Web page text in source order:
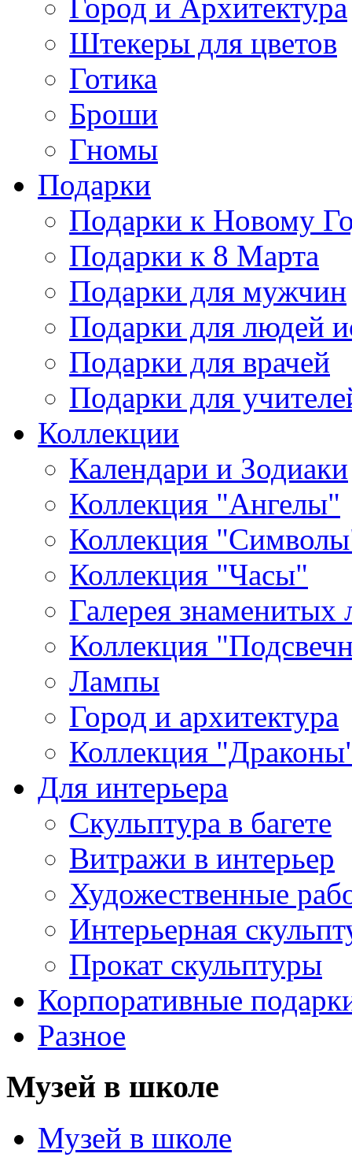
Город и Архитектура
Штекеры для цветов
Готика
Броши
Гномы
Подарки
Подарки к Новому
Подарки к 8 Марта
Подарки для мужчин
Подарки для людей
Подарки для врачей
Подарки для
Коллекции
Календари и Зодиаки
Коллекция "Ангелы"
Коллекция
Коллекция "Часы"
Галерея знаменитых
Коллекция
Лампы
Город и архитектура
Коллекция
Для интерьера
Скульптура в багете
Витражи в интерьер
Художественные
Интерьерная
Прокат скульптуры
Корпоративные
Разное
Музей в школе
Музей в школе